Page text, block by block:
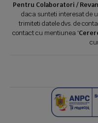
Pentru Colaboratori /
daca sunteti interesat de
trimiteti datele dvs. de
contact cu mentiunea '